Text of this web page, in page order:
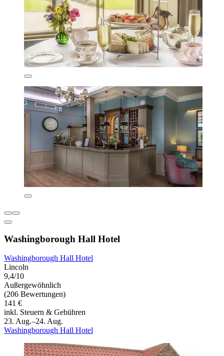
Washingborough Hall Hotel
Washingborough Hall Hotel
Lincoln
9,4/10
Außergewöhnlich
(206 Bewertungen)
141 €
inkl. Steuern & Gebühren
23. Aug.–24. Aug.
Washingborough Hall Hotel